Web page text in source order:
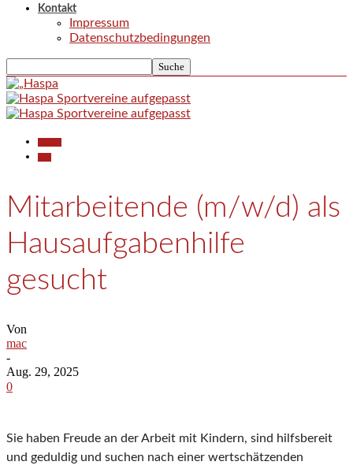
Kontakt
Impressum
Datenschutzbedingungen
Mitarbeitende (m/w/d) als
Hausaufgabenhilfe
gesucht
Von
mac
-
Aug. 29, 2025
0
Sie haben Freude an der Arbeit mit Kindern, sind hilfsbereit
und geduldig und suchen nach einer wertschätzenden